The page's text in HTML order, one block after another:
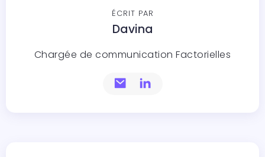
ÉCRIT PAR
Davina
Chargée de communication Factorielles